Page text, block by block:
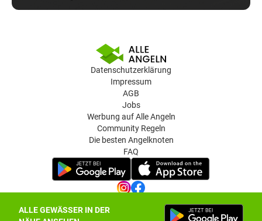
ALLE GEWÄSSER IN DER
Datenschutzerklärung
Impressum
AGB
Jobs
Werbung auf Alle Angeln
Community Regeln
Die besten Angelknoten
FAQ
Datenschutz-Einstellungen